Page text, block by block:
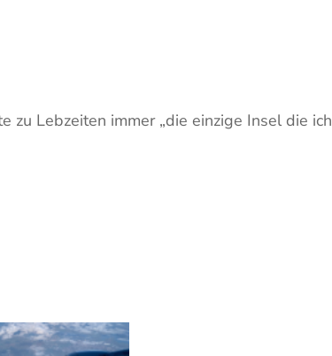
zu Lebzeiten immer „die einzige Insel die ich